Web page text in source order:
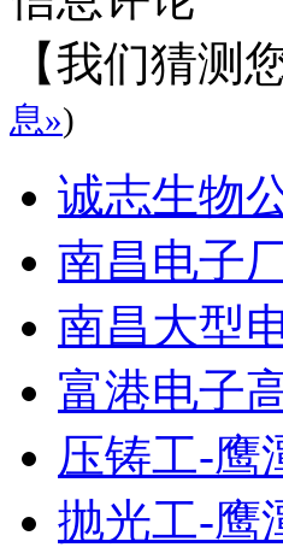
【我们猜测
息»)
诚志生物
南昌电子
南昌大型
富港电子
压铸工-鹰
抛光工-鹰